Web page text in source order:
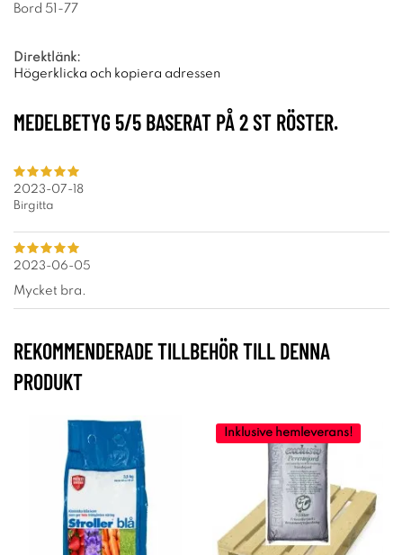
Bord 51-77
Direktlänk:
Högerklicka och kopiera adressen
MEDELBETYG 5/5 BASERAT PÅ2ST RÖSTER.
2023-07-18
Birgitta
2023-06-05
Mycket bra.
REKOMMENDERADE TILLBEHÖR TILL DENNA
PRODUKT
Inklusive hemleverans!